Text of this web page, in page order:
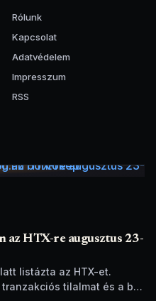
Rólunk
Kapcsolat
Adatvédelem
Impresszum
RSS
az HTX-re augusztus 23-
listázta az HTX-et.
tilalmat és a brit